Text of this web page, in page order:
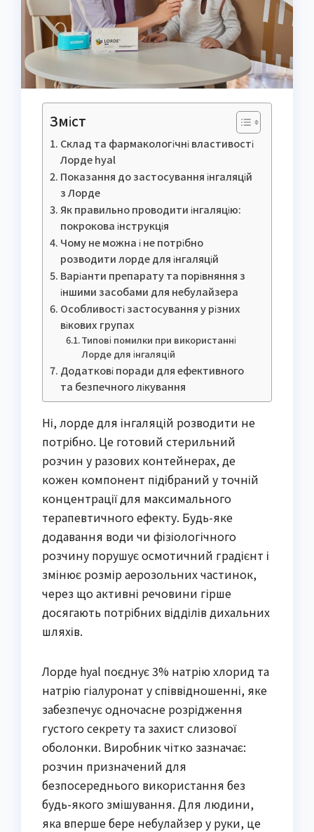
Зміст
Склад та фармакологічні властивості
Лорде hyal
Показання до застосування інгаляцій
з Лорде
Як правильно проводити інгаляцію:
покрокова інструкція
Чому не можна і не потрібно
розводити лорде для інгаляцій
Варіанти препарату та порівняння з
іншими засобами для небулайзера
Особливості застосування у різних
вікових групах
Типові помилки при використанні
Лорде для інгаляцій
Додаткові поради для ефективного
та безпечного лікування
Ні, лорде для інгаляцій розводити не
потрібно. Це готовий стерильний
розчин у разових контейнерах, де
кожен компонент підібраний у точній
концентрації для максимального
терапевтичного ефекту. Будь-яке
додавання води чи фізіологічного
розчину порушує осмотичний градієнт і
змінює розмір аерозольних частинок,
через що активні речовини гірше
досягають потрібних відділів дихальних
шляхів.
Лорде hyal поєднує 3% натрію хлорид та
натрію гіалуронат у співвідношенні, яке
забезпечує одночасне розрідження
густого секрету та захист слизової
оболонки. Виробник чітко зазначає:
розчин призначений для
безпосереднього використання без
будь-якого змішування. Для людини,
яка вперше бере небулайзер у руки, це